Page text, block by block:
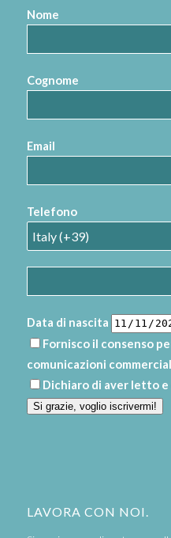
Nome
Cognome
Email
Telefono
Data di nascita
Fornisco il consenso
comunicazioni
Dichiaro di aver letto e
Si grazie, voglio iscrivermi!
LAVORA CON NOI.